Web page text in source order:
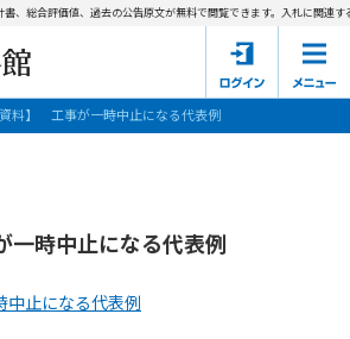
資料館とは
総合評価値、過去の公告原文が無料で閲覧できます。 入札に関連す
資料】 工事が一時中止になる代表例
一時中止になる代表例
中止になる代表例
館が提供するサポーター会あ本員、無料